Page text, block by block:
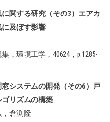
関する研究（その3）エアカ
及ぼす影響
，環境工学，40624，p.1285-
システムの開発（その6）戸
リズムの構築
倉渕隆